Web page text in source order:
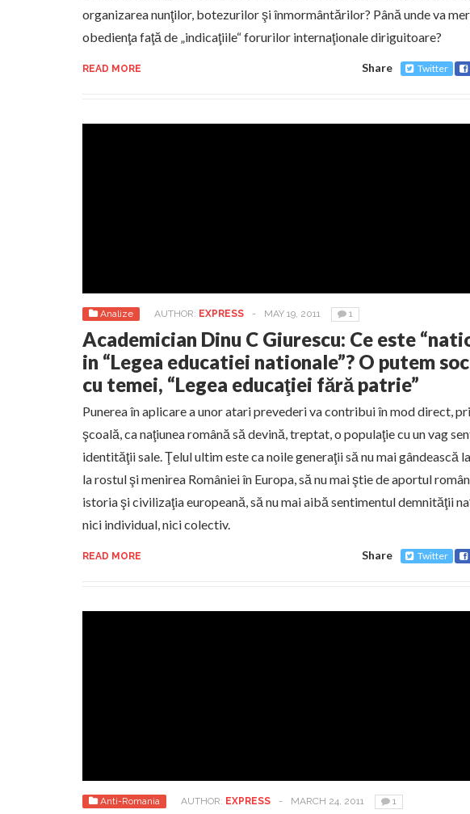
organizarea nunţilor, botezurilor şi înmormântărilor? Până unde va
obedienţa faţă de „indicaţiile“ forurilor internaţionale diriguitoare?
READ MORE Share Twitter
Analize AUTHOR: EXPRESS - MAY 19, 2011 1
Academician Dinu C Giurescu: Ce este
in “Legea educatiei nationale”? O putem
cu temei, “Legea educaţiei fără patrie”
Punerea în aplicare a unor atari prevederi va contribui în mod direct,
şcoală, ca naţiunea română să devină, treptat, o populaţie cu un vag
identităţii sale. Ţelul ultim este ca noile generaţii să nu mai gândească
la rostul şi menirea României în Europa, să nu mai ştie de aportul
istoria şi civilizaţia europeană, să nu mai aibă sentimentul demnităţii
nici individual, nici colectiv.
READ MORE Share Twitter
Anti-Romania AUTHOR: EXPRESS - MARCH 24, 2011 1